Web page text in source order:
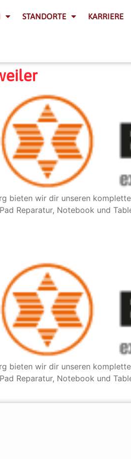
STANDORTE KARRIERE
bieten wir dir unseren
Reparatur, Notebook und
bieten wir dir unseren
Reparatur, Notebook und